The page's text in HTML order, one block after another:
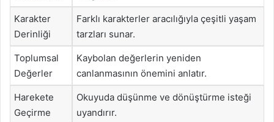
Karakter
Derinliği
Farklı karakterler aracılığıyla çeşitli yaşam
tarzları sunar.
Toplumsal
Değerler
Kaybolan değerlerin yeniden
canlanmasının önemini anlatır.
Harekete
Geçirme
Okuyuda düşünme ve dönüştürme isteği
uyandırır.